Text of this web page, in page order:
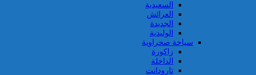
السعيدية
العرائش
الجديدة
الوليدية
سياحة صحراوية
زاكورة
الداخلة
تارودانت